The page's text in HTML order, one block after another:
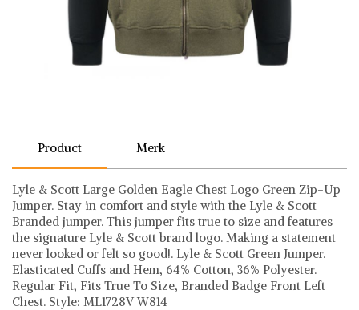
Product Merk
Lyle & Scott Large Golden Eagle Chest Logo Green Zip-Up
Jumper. Stay in comfort and style with the Lyle & Scott
Branded jumper. This jumper fits true to size and features
the signature Lyle & Scott brand logo. Making a statement
never looked or felt so good!. Lyle & Scott Green Jumper.
Elasticated Cuffs and Hem, 64% Cotton, 36% Polyester.
Regular Fit, Fits True To Size, Branded Badge Front Left
Chest. Style: ML1728V W814